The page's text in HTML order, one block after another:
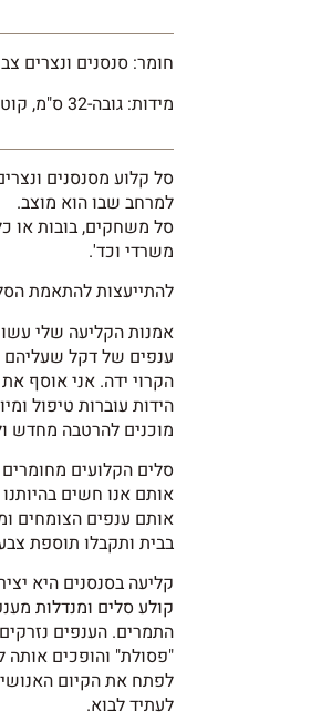
חומר: סנסנים ונצרים
מידות: גובה-32 ס"מ, קוטר- 27ס"מ
סל קלוע מסנסנים
למרחב שבו הוא מוצב.
סל משחקים, בובות או
משרדי וכד'.
להתייעצות להתאמת
אמנות הקליעה שלי
ענפים של דקל שעליהם
הקרוי ידה. אני אוסף
הידות עוברות טיפול
מוכנים להרטבה מחדש
סלים הקלועים
אותם אנו חשים
אותם ענפים הצומחים
בבית ותקבלו תוספת
קליעה בסנסנים היא
קולע סלים ומנדלות
התמרים. הענפים
"פסולת" והופכים אותה
לפתח את הקיום
לעתיד לבוא.